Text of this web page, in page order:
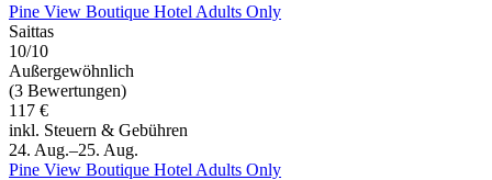
Pine View Boutique Hotel Adults Only
Saittas
10/10
Außergewöhnlich
(3 Bewertungen)
117 €
inkl. Steuern & Gebühren
24. Aug.–25. Aug.
Pine View Boutique Hotel Adults Only